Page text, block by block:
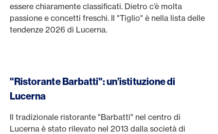
essere chiaramente classificati. Dietro c’è molta
passione e concetti freschi. Il "Tiglio" è nella lista delle
tendenze 2026 di Lucerna.
"Ristorante Barbatti": un’istituzione di
Lucerna
Il tradizionale ristorante "Barbatti" nel centro di
Lucerna è stato rilevato nel 2013 dalla società di